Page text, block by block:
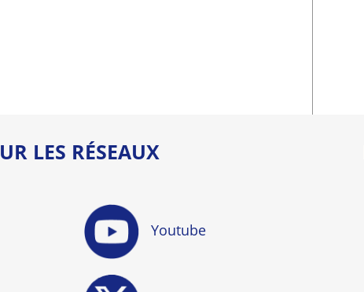
LES RÉSEAUX
Youtube